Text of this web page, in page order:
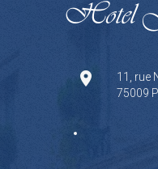
11, rue
75009